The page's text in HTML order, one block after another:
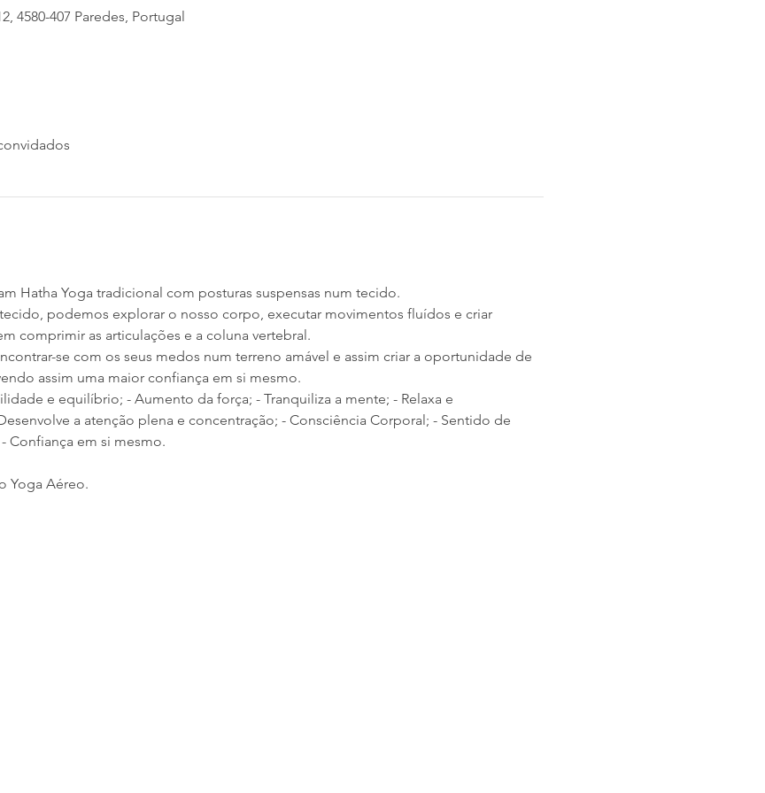
4580-407 Paredes, Portugal
Hatha Yoga tradicional com posturas suspensas num tecido.
podemos explorar o nosso corpo, executar movimentos fluídos e criar
comprimir as articulações e a coluna vertebral.
se com os seus medos num terreno amável e assim criar a oportunidade de
assim uma maior confiança em si mesmo.
e equilíbrio; - Aumento da força; - Tranquiliza a mente; - Relaxa e
a atenção plena e concentração; - Consciência Corporal; - Sentido de
Confiança em si mesmo.
Yoga Aéreo.